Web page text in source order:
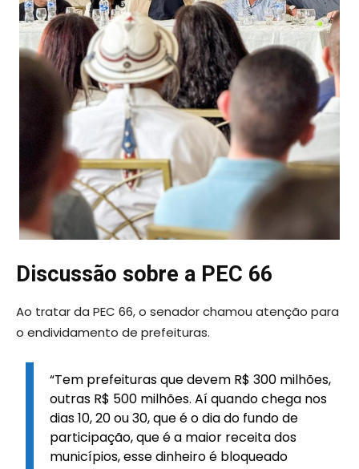
Discussão sobre a PEC 66
Ao tratar da PEC 66, o senador chamou atenção para
o endividamento de prefeituras.
“Tem prefeituras que devem R$ 300 milhões,
outras R$ 500 milhões. Aí quando chega nos
dias 10, 20 ou 30, que é o dia do fundo de
participação, que é a maior receita dos
municípios, esse dinheiro é bloqueado